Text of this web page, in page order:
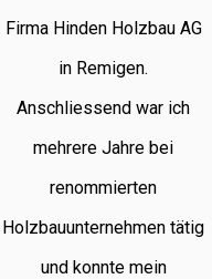
Firma Hinden Holzbau AG
in Remigen.
Anschliessend war ich
mehrere Jahre bei
renommierten
Holzbauunternehmen tätig
und konnte mein